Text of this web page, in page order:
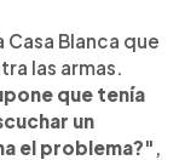
Blanca que
las armas.
que tenía
un
el problema?" ,